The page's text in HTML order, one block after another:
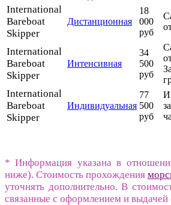
International
Bareboat
Skipper
Дистанционная
18
000
руб
International
Bareboat
Skipper
Интенсивная
34
500
руб
International
Bareboat
Skipper
Индивидуальная
77
500
руб
* Информация указана в
ниже). Стоимость прохождения
уточнять дополнительно. В
связанные с оформлением и выдачей